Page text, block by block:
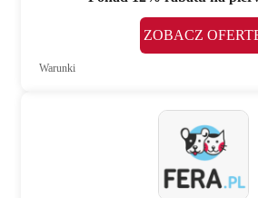
ZOBACZ
Warunki